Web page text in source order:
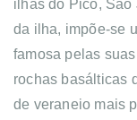
ilhas do Pico, São
da ilha, impõe-se
famosa pelas
rochas basálticas
de veraneio mais